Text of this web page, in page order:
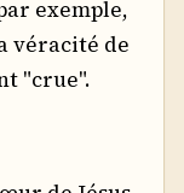
exemple,
véracité de
"crue".